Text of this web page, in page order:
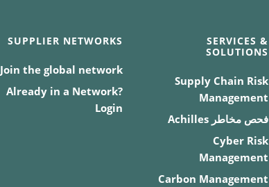
SERVICES &
SOLUTIONS
Supply Chain Risk
Management
فحص مخاطر Achilles
Cyber Risk
Management
Carbon Management
SUPPLIER NETWORKS
Join the global network
Already in a Network?
Login